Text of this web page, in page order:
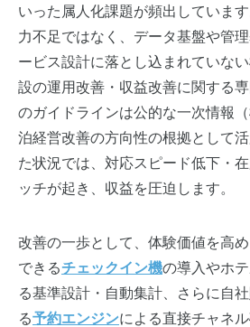
いった属人化課題が頻出していま
力不足ではなく、データ基盤や管
ービス設計に落とし込まれていな
設の運用改善・収益改善に関する
のガイドラインは公的な一次情報
泊経営改善の方向性の根拠として
た状況では、対応スピード低下・
ッチが起き、収益を圧迫します。
改善の一歩として、体験価値を高
できるチェックイン機の導入やホ
る基準設計・自動集計、さらに自
る予約エンジンによる直接チャネ